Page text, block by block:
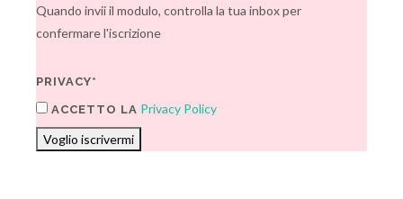
Quando invii il modulo, controlla la tua inbox per
confermare l'iscrizione
PRIVACY*
ACCETTO LA Privacy Policy
Voglio iscrivermi